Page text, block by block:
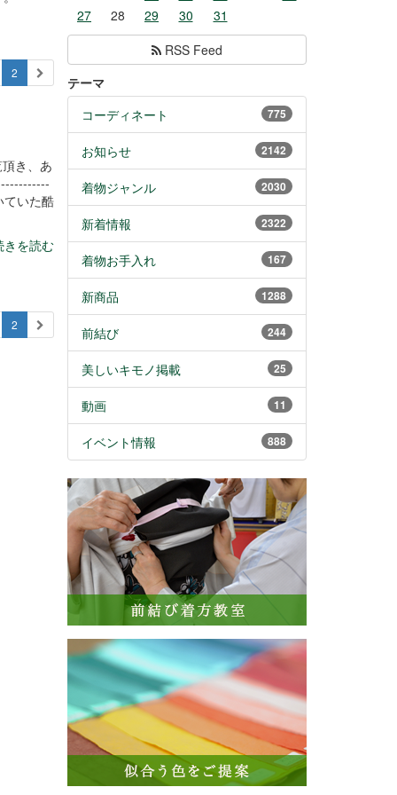
2
き、あ
ていた酷
きを読む
2
27
28 29 30
31
RSS Feed
テーマ
775
コーディネート
2142
お知らせ
2030
着物ジャンル
2322
新着情報
167
着物お手入れ
1288
新商品
244
前結び
25
美しいキモノ掲載
11
動画
888
イベント情報